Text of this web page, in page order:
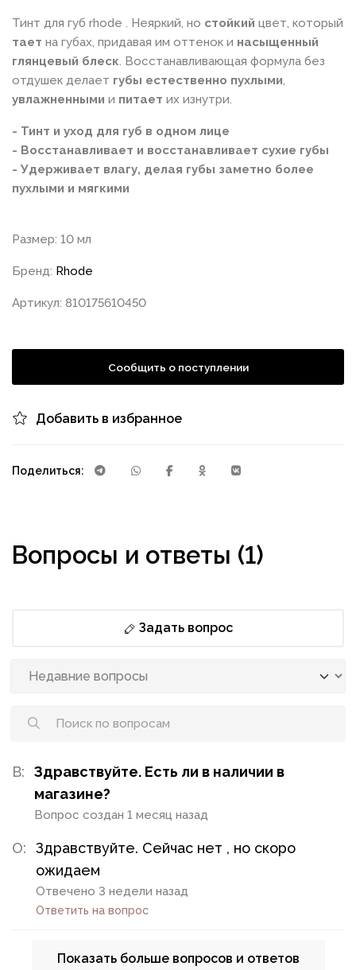
Тинт для губ rhode . Неяркий, но стойкий цвет, который
тает на губах, придавая им оттенок и насыщенный
глянцевый блеск. Восстанавливающая формула без
отдушек делает губы естественно пухлыми,
увлажненными и питает их изнутри.
- Тинт и уход для губ в одном лице
- Восстанавливает и восстанавливает сухие губы
- Удерживает влагу, делая губы заметно более
пухлыми и мягкими
Размер: 10 мл
Бренд: Rhode
Артикул: 810175610450
Сообщить о поступлении
Добавить в избранное
Поделиться:
Вопросы и ответы (1)
Задать вопрос
В:
Здравствуйте. Есть ли в наличии в
магазине?
Вопрос создан 1 месяц назад
О:
Здравствуйте. Сейчас нет , но скоро
ожидаем
Отвечено 3 недели назад
Ответить на вопрос
Показать больше вопросов и ответов